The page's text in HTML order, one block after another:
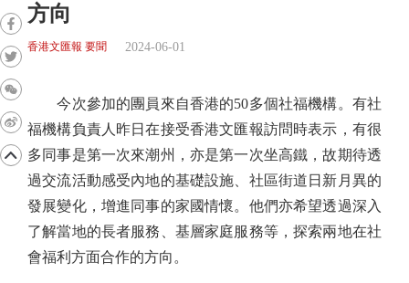
方向
香港文匯報 要聞 2024-06-01
今次參加的團員來自香港的50多個社福機構。有社
福機構負責人昨日在接受香港文匯報訪問時表示，有很
多同事是第一次來潮州，亦是第一次坐高鐵，故期待透
過交流活動感受內地的基礎設施、社區街道日新月異的
發展變化，增進同事的家國情懷。他們亦希望透過深入
了解當地的長者服務、基層家庭服務等，探索兩地在社
會福利方面合作的方向。